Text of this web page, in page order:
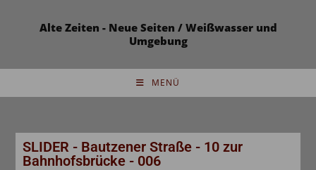
Alte Zeiten - Neue Seiten / Weißwasser und
Umgebung
MENÜ
SLIDER - Bautzener Straße - 10 zur
Bahnhofsbrücke - 006